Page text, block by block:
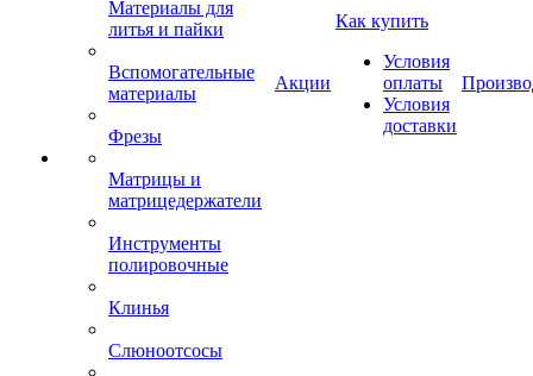
Материалы для
литья и пайки
Вспомогательные
материалы
Фрезы
Матрицы и
матрицедержатели
Инструменты
полировочные
Клинья
Слюноотсосы
Акции
Как купить
Условия
оплаты
Условия
доставки